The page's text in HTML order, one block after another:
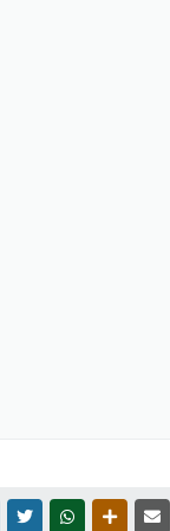
MESSENGER
TWITTERWHATSAPP